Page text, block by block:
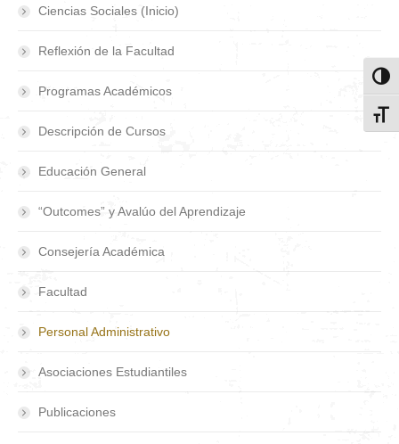
Ciencias Sociales (Inicio)
Reflexión de la Facultad
Programas Académicos
Descripción de Cursos
Educación General
“Outcomes” y Avalúo del Aprendizaje
Consejería Académica
Facultad
Personal Administrativo
Asociaciones Estudiantiles
Publicaciones